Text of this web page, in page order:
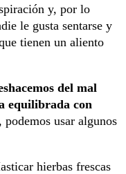
y, por lo
le gusta sentarse y
tienen un aliento
del mal
equilibrada con
, podemos usar algunos
hierbas frescas